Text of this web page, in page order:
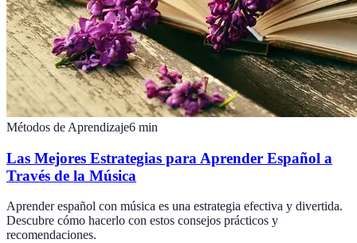
Métodos de Aprendizaje6 min
Las Mejores Estrategias para Aprender Español a
Través de la Música
Aprender español con música es una estrategia efectiva y divertida.
Descubre cómo hacerlo con estos consejos prácticos y
recomendaciones.